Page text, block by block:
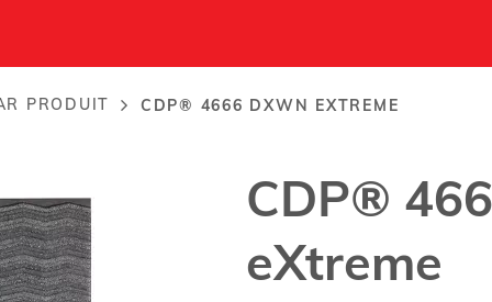
PRODUIT CDP® 4666 DXWN EXTREME
CDP®
eXtreme